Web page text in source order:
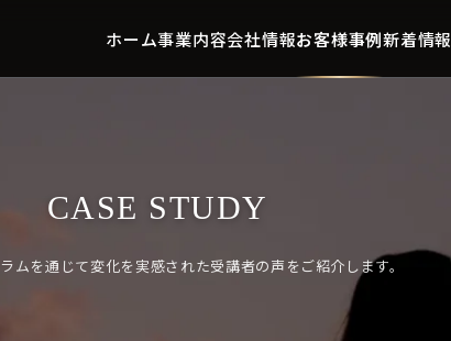
ホーム事業内容会社情報お客様事例新着情報
CASE STUDY
ムを通じて変化を実感された受講者の声をご紹介します。